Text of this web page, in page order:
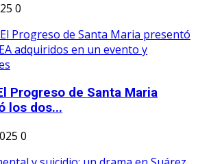
0
Progreso de Santa Maria
los dos...
0